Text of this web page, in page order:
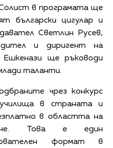
в програмата ще
български цигулар и
Светлин Русев,
и диригент на
Ешкенази ще ръководи
таланти.
чрез конкурс
в страната и
в областта на
Това е един
формат в